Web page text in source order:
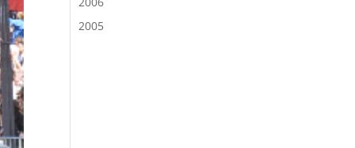
2005